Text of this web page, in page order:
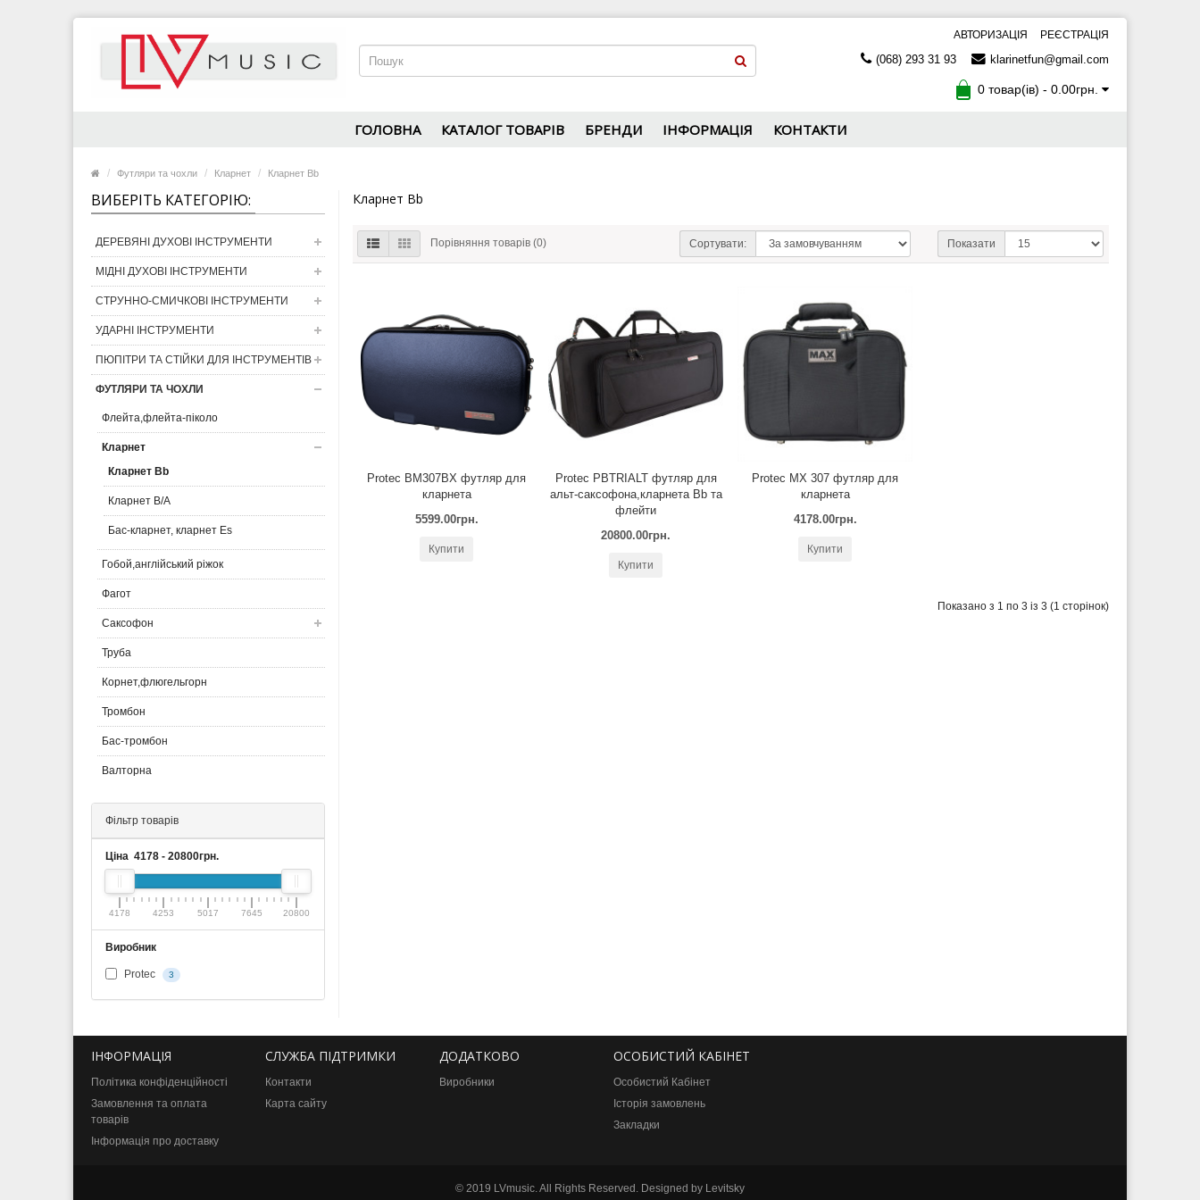
АВТОРИЗАЦІЯ РЕЄСТРАЦІЯ
(068) 293 31 93 klarinetfun@gmail.com
0 товар(ів) - 0.00грн.
ГОЛОВНА КАТАЛОГ ТОВАРІВ БРЕНДИ ІНФОРМАЦІЯ КОНТАКТИ
Футляри та чохли Кларнет Кларнет Bb
ВИБЕРІТЬ КАТЕГОРІЮ:
ДЕРЕВЯНІ ДУХОВІ ІНСТРУМЕНТИ
МІДНІ ДУХОВІ ІНСТРУМЕНТИ
СТРУННО-СМИЧКОВІ ІНСТРУМЕНТИ
УДАРНІ ІНСТРУМЕНТИ
ПЮПІТРИ ТА СТІЙКИ ДЛЯ ІНСТРУМЕНТІВ
ФУТЛЯРИ ТА ЧОХЛИ
Флейта,флейта-піколо
Кларнет
Кларнет Bb
Кларнет B/A
Бас-кларнет, кларнет Es
Гобой,англійський ріжок
Фагот
Саксофон
Труба
Корнет,флюгельгорн
Тромбон
Бас-тромбон
Валторна
Фільтр товарів
Ціна 4178 - 20800грн.
4178 4253 5017 7645 20800
Виробник
Protec 3
Кларнет Bb
Порівняння товарів (0) Сортувати: Показати
Protec BM307BX футляр для
кларнета
5599.00грн.
Купити
Protec PBTRIALT футляр для
альт-саксофона,кларнета Вb та
флейти
20800.00грн.
Купити
Protec МХ 307 футляр для
кларнета
4178.00грн.
Купити
Показано з 1 по 3 із 3 (1 сторінок)
ІНФОРМАЦІЯ
Політика конфіденційності
Замовлення та оплата
товарів
Інформація про доставку
СЛУЖБА ПІДТРИМКИ
Контакти
Карта сайту
ДОДАТКОВО
Виробники
ОСОБИСТИЙ КАБІНЕТ
Особистий Кабінет
Історія замовлень
Закладки
© 2019 LVmusic. All Rights Reserved. Designed by Levitsky